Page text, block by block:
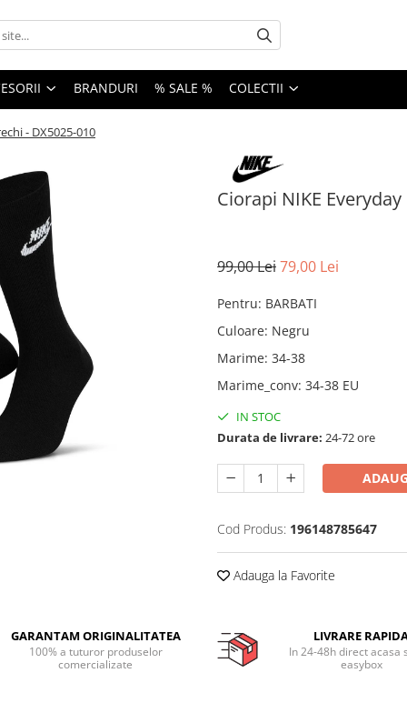
BRANDURI % SALE % COLECTII
- DX5025-010
Ciorapi NIKE
99,00 Lei79,00 Lei
Pentru: BARBATI
Culoare: Negru
Marime: 34-38
Marime_conv: 34-38 EU
IN STOC
Durata de livrare: 24-72 ore
Cod Produs: 196148785647
Adauga la Favorite
GARANTAM ORIGINALITATEA
100% a tuturor produselor
comercializate
LIVRARE
In 24-48h direct acasa
easybox